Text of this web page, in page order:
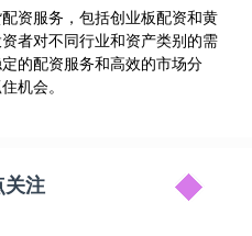
资服务，包括创业板配资和黄
者对不同行业和资产类别的需
的配资服务和高效的市场分
机会。
注